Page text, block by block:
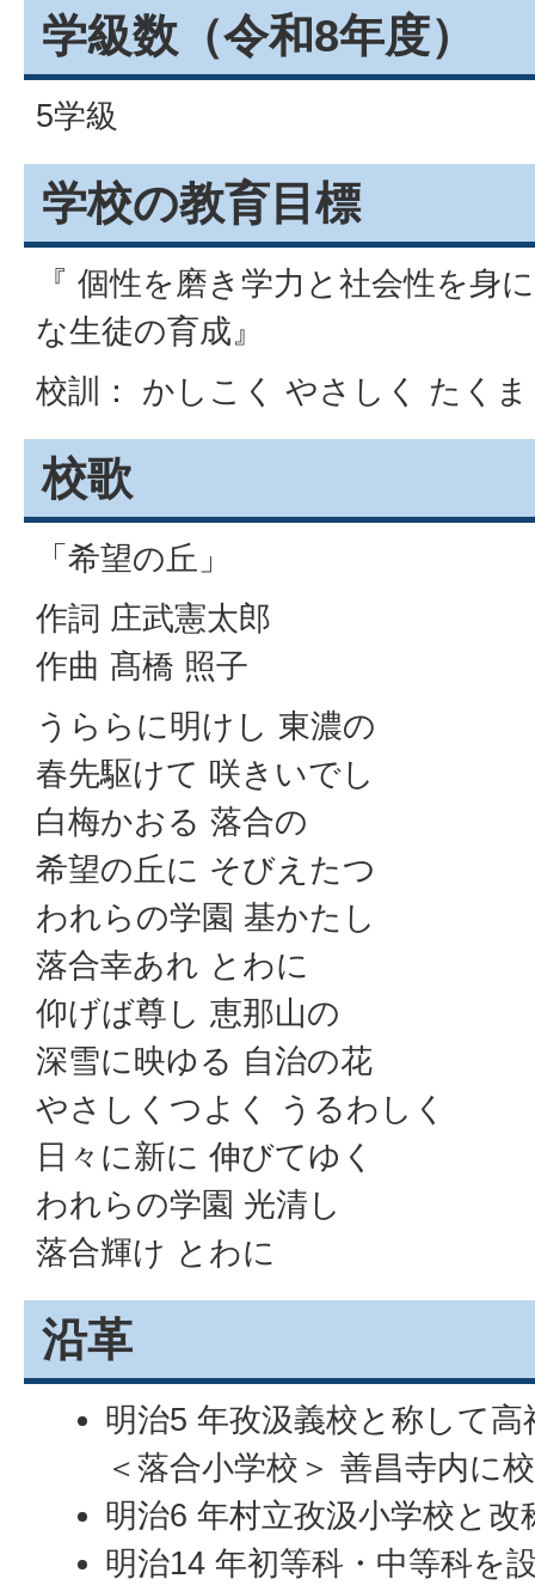
学級数（令和8年度）
5学級
学校の教育目標
『 個性を磨き学力と社会性を身
な生徒の育成』
校訓： かしこく やさしく たく
校歌
「希望の丘」
作詞 庄武憲太郎
作曲 髙橋 照子
うららに明けし 東濃の
春先駆けて 咲きいでし
白梅かおる 落合の
希望の丘に そびえたつ
われらの学園 基かたし
落合幸あれ とわに
仰げば尊し 恵那山の
深雪に映ゆる 自治の花
やさしくつよく うるわしく
日々に新に 伸びてゆく
われらの学園 光清し
落合輝け とわに
沿革
明治5 年孜汲義校と称して
＜落合小学校＞ 善昌寺内に
明治6 年村立孜汲小学校と改
明治14 年初等科・中等科を